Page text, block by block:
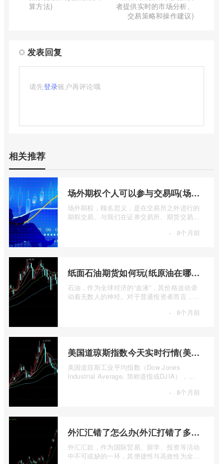
算方法)
者提供实时的市场分析、
交易策略和操作建议)
发表回复
请先登录账户再评论哦
相关推荐
场外期权个人可以参与交易吗(场外个股期权怎样交易)
场外期权，顾名思义，是在交易所之外进行的
期权交易。与我们在证券交易所、期货交易所
· 8个月前
纸面石油期货如何玩(纸原油在哪里交易)
石油，作为全球经济的“血液”，其价格波动牵
动着无数人的神经。对于普通投资者而言，直
· 8个月前
美国道琼斯指数今天实时行情(美国道琼斯指数期货指数实时行情)
美国道琼斯工业平均指数（Dow Jones
Industrial Average, 简称道指或DJIA），无
· 8个月前
外汇汇错了怎么办(外汇打错了多久退回来)
外汇汇款，作为国际贸易、留学、投资等活动
中不可或缺的一环，其便捷性与高效性为全球